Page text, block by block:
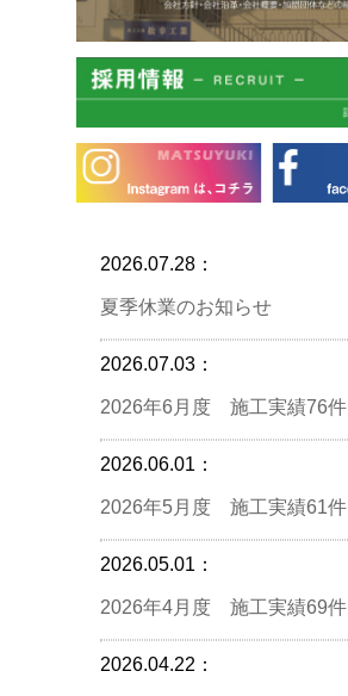
2026.07.28：
夏季休業のお知らせ
2026.07.03：
2026年6月度 施工実績76件
2026.06.01：
2026年5月度 施工実績61件
2026.05.01：
2026年4月度 施工実績69件
2026.04.22：